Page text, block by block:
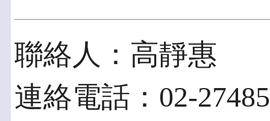
聯絡人：高靜惠
連絡電話：02-